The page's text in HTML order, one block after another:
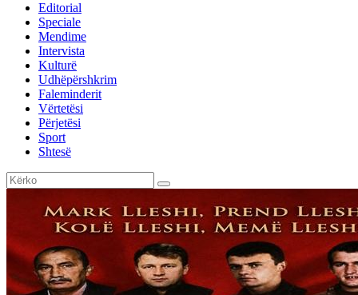
Editorial
Speciale
Mendime
Intervista
Kulturë
Udhëpërshkrim
Faleminderit
Vërtetësi
Përjetësi
Sport
Shtesë